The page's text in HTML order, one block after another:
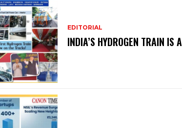
EDITORIAL
INDIA’S HYDROGEN TRAIN IS